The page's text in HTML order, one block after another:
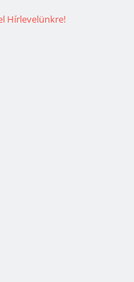
Hírlevelünkre!